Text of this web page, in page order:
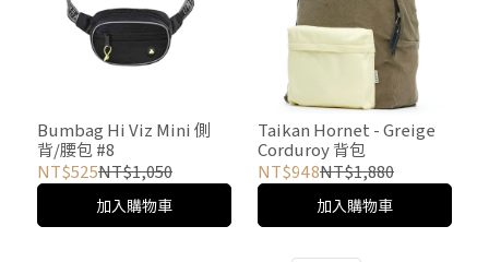
Bumbag Hi Viz Mini 側
背/腰包 #8
NT$525NT$1,050
加入購物車
Taikan Hornet - Greige
Corduroy 背包
NT$948NT$1,880
加入購物車